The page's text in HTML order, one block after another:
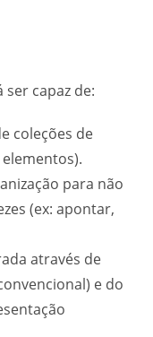
capaz de:
coleções de
para não
(ex: apontar,
através de
e do